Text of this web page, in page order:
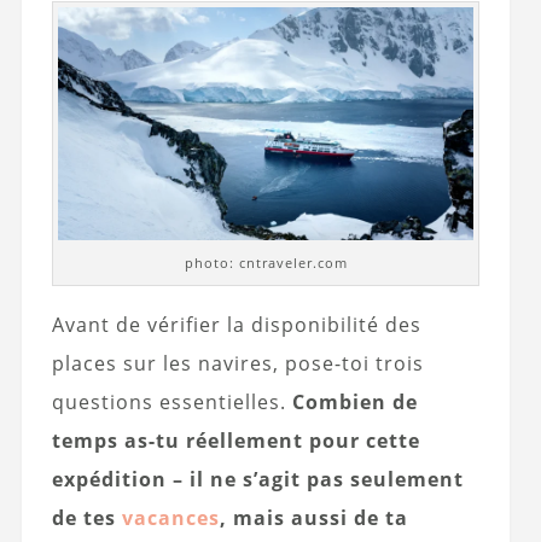
photo: cntraveler.com
Avant de vérifier la disponibilité des
places sur les navires, pose-toi trois
questions essentielles. Combien de
temps as-tu réellement pour cette
expédition – il ne s’agit pas seulement
de tes vacances, mais aussi de ta